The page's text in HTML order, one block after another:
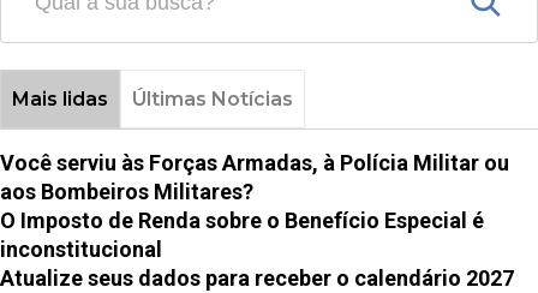
Mais lidas Últimas Notícias
Você serviu às Forças Armadas, à Polícia Militar ou
aos Bombeiros Militares?
O Imposto de Renda sobre o Benefício Especial é
inconstitucional
Atualize seus dados para receber o calendário 2027